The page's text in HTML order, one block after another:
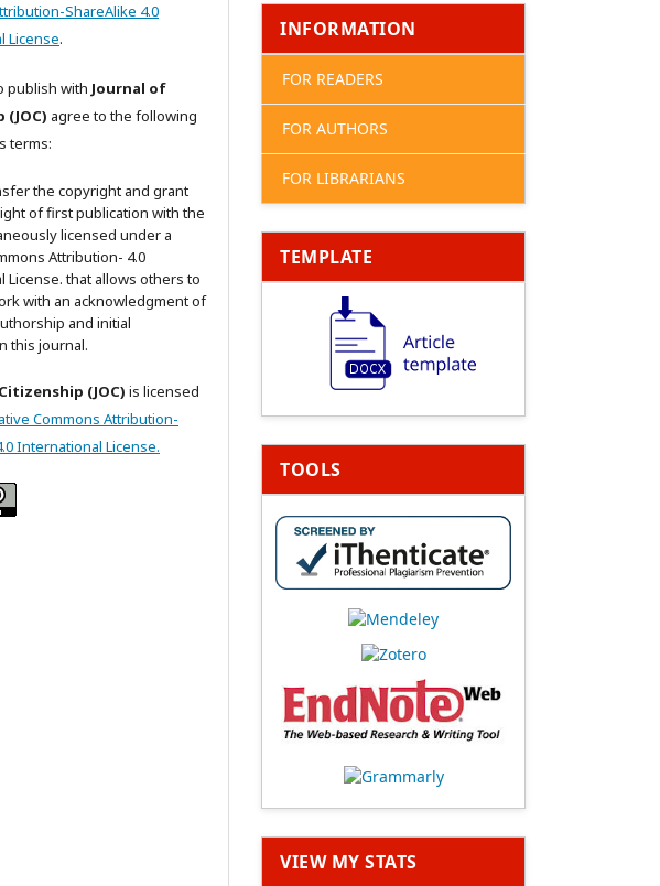
ShareAlike 4.0
License.
publish with Journal of
agree to the following
terms:
the copyright and grant
of first publication with the
licensed under a
Attribution- 4.0
License. that allows others to
with an acknowledgment of
and initial
this journal.
(JOC) is licensed
Commons Attribution-
International License.
INFORMATION
FOR READERS
FOR AUTHORS
FOR LIBRARIANS
TEMPLATE
TOOLS
VIEW MY STATS